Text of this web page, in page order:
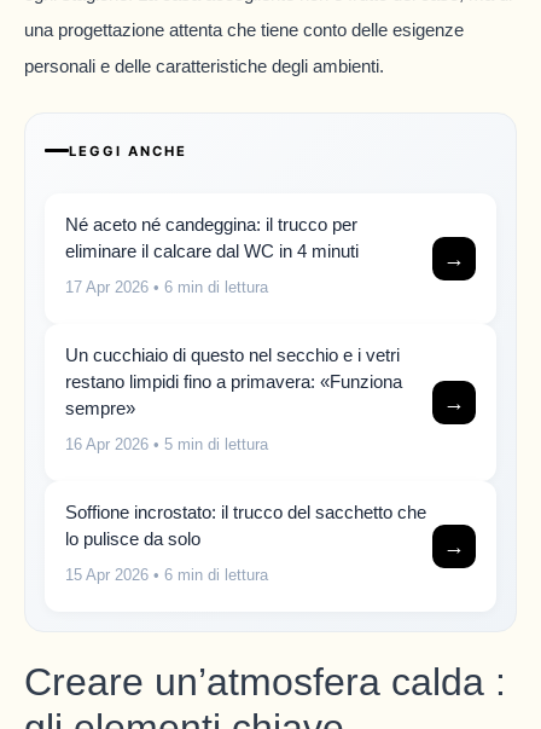
una progettazione attenta che tiene conto delle esigenze
personali e delle caratteristiche degli ambienti.
LEGGI ANCHE
Né aceto né candeggina: il trucco per
eliminare il calcare dal WC in 4 minuti
17 Apr 2026 • 6 min di lettura
→
Un cucchiaio di questo nel secchio e i vetri
restano limpidi fino a primavera: «Funziona
sempre»
16 Apr 2026 • 5 min di lettura
→
Soffione incrostato: il trucco del sacchetto che
lo pulisce da solo
15 Apr 2026 • 6 min di lettura
→
Creare un’atmosfera calda :